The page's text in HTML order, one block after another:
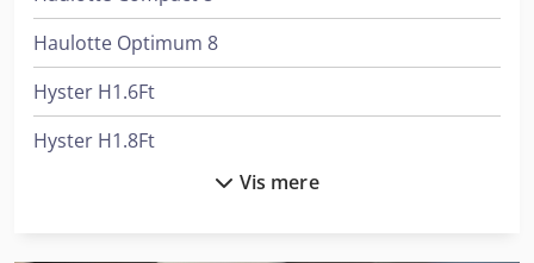
Haulotte Optimum 8
Hyster H1.6Ft
Hyster H1.8Ft
Vis mere